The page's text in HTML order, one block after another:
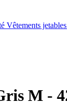
Vêtements jetables
M -